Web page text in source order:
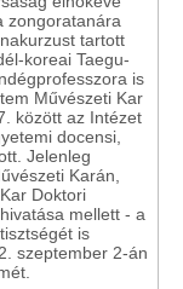
zongoratanára
tartott
koreai Taegu-
is
Művészeti Kar
között az Intézet
docensi,
Jelenleg
Karán,
Doktori
mellett - a
is
szeptember 2-án